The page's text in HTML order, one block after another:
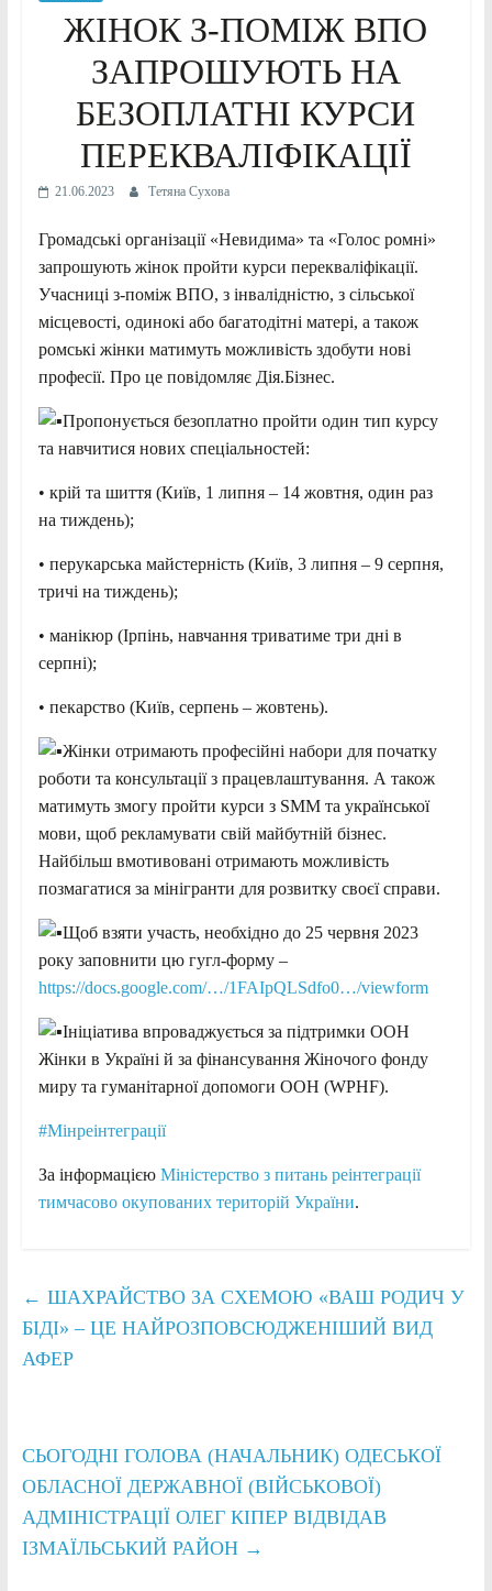
ЖІНОК З-ПОМІЖ ВПО
ЗАПРОШУЮТЬ НА
БЕЗОПЛАТНІ КУРСИ
ПЕРЕКВАЛІФІКАЦІЇ
21.06.2023 Тетяна Сухова
Громадські організації «Невидима» та «Голос ромні»
запрошують жінок пройти курси перекваліфікації.
Учасниці з-поміж ВПО, з інвалідністю, з сільської
місцевості, одинокі або багатодітні матері, а також
ромські жінки матимуть можливість здобути нові
професії. Про це повідомляє Дія.Бізнес.
Пропонується безоплатно пройти один тип курсу
та навчитися нових спеціальностей:
• крій та шиття (Київ, 1 липня – 14 жовтня, один раз
на тиждень);
• перукарська майстерність (Київ, 3 липня – 9 серпня,
тричі на тиждень);
• манікюр (Ірпінь, навчання триватиме три дні в
серпні);
• пекарство (Київ, серпень – жовтень).
Жінки отримають професійні набори для початку
роботи та консультації з працевлаштування. А також
матимуть змогу пройти курси з SMM та української
мови, щоб рекламувати свій майбутній бізнес.
Найбільш вмотивовані отримають можливість
позмагатися за мінігранти для розвитку своєї справи.
Щоб взяти участь, необхідно до 25 червня 2023
року заповнити цю гугл-форму –
https://docs.google.com/…/1FAIpQLSdfo0…/viewform
Ініціатива впроваджується за підтримки ООН
Жінки в Україні й за фінансування Жіночого фонду
миру та гуманітарної допомоги ООН (WPHF).
#Мінреінтеграції
За інформацією Міністерство з питань реінтеграції
тимчасово окупованих територій України.
← ШАХРАЙСТВО ЗА СХЕМОЮ «ВАШ РОДИЧ У
БІДІ» – ЦЕ НАЙРОЗПОВСЮДЖЕНІШИЙ ВИД
АФЕР
СЬОГОДНІ ГОЛОВА (НАЧАЛЬНИК) ОДЕСЬКОЇ
ОБЛАСНОЇ ДЕРЖАВНОЇ (ВІЙСЬКОВОЇ)
АДМІНІСТРАЦІЇ ОЛЕГ КІПЕР ВІДВІДАВ
ІЗМАЇЛЬСЬКИЙ РАЙОН →